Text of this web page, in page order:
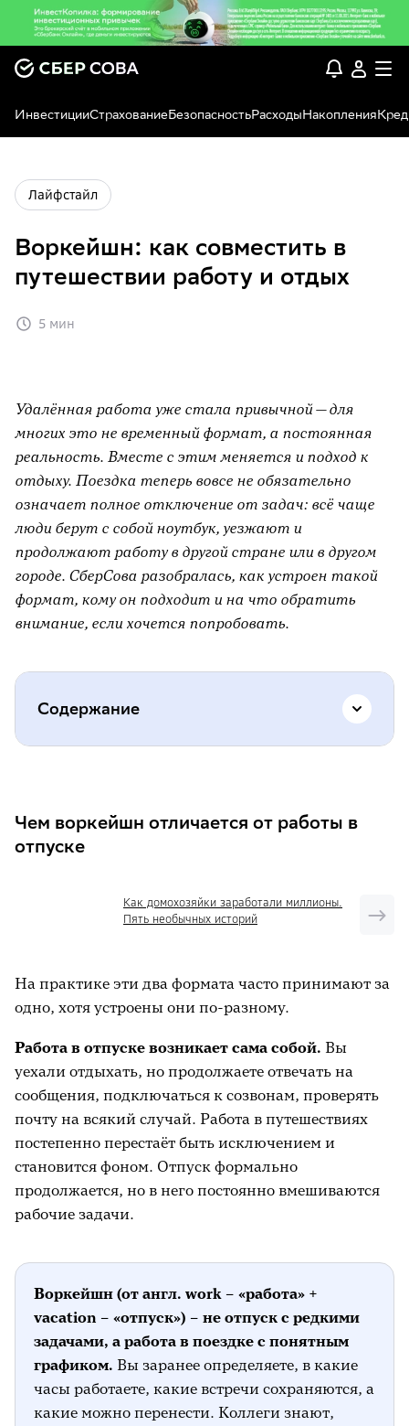
ИнвестицииСтрахованиеБезопасностьРасходыНакопления
Лайфстайл
Воркейшн: как совместить в
путешествии работу и отдых
5 мин
Удалённая работа уже стала привычной — для
многих это не временный формат, а постоянная
реальность. Вместе с этим меняется и подход к
отдыху. Поездка теперь вовсе не обязательно
означает полное отключение от задач: всё чаще
люди берут с собой ноутбук, уезжают и
продолжают работу в другой стране или в другом
городе. СберСова разобралась, как устроен такой
формат, кому он подходит и на что обратить
внимание, если хочется попробовать.
Содержание
Почему воркейшн перестал быть
Кому подходит воркейшн
Как выбрать место, чтобы не пожалеть
сценарий
Практический чек-лист: как
подготовиться к воркейшн
Что ещё почитать на тему
Чем воркейшн отличается от работы в
отпуске
Как домохозяйки заработали миллионы.
Пять необычных историй
На практике эти два формата часто принимают за
одно, хотя устроены они по-разному.
Работа в отпуске возникает сама собой. Вы
уехали отдыхать, но продолжаете отвечать на
сообщения, подключаться к созвонам, проверять
почту на всякий случай. Работа в путешествиях
постепенно перестаёт быть исключением и
становится фоном. Отпуск формально
продолжается, но в него постоянно вмешиваются
рабочие задачи.
Воркейшн (от англ. work – «работа» +
vacation – «отпуск») – не отпуск с редкими
задачами, а работа в поездке с понятным
графиком. Вы заранее определяете, в какие
часы работаете, какие встречи сохраняются, а
какие можно перенести. Коллеги знают,